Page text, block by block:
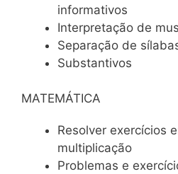
informativos
Interpretação de
Separação de
Substantivos
MATEMÁTICA
Resolver exercícios
multiplicação
Problemas e